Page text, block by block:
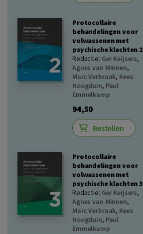
Protocollaire
behandelingen voor
volwassenen met
psychische klachten 2
Redactie: Ger Keijsers,
Agnes van Minnen,
Marc Verbraak, Kees
Hoogduin, Paul
Emmelkamp
94,50
Bestellen
Protocollaire
behandelingen voor
volwassenen met
psychische klachten 3
Redactie: Ger Keijsers,
Agnes van Minnen,
Marc Verbraak, Kees
Hoogduin, Paul
Emmelkamp